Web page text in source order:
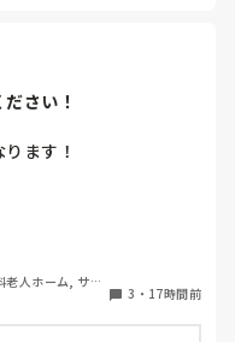
さい！
ます！
た時に、その人が介護
あまり興味もてず、聞
老人ホーム, サー
3 ・ 17時間前